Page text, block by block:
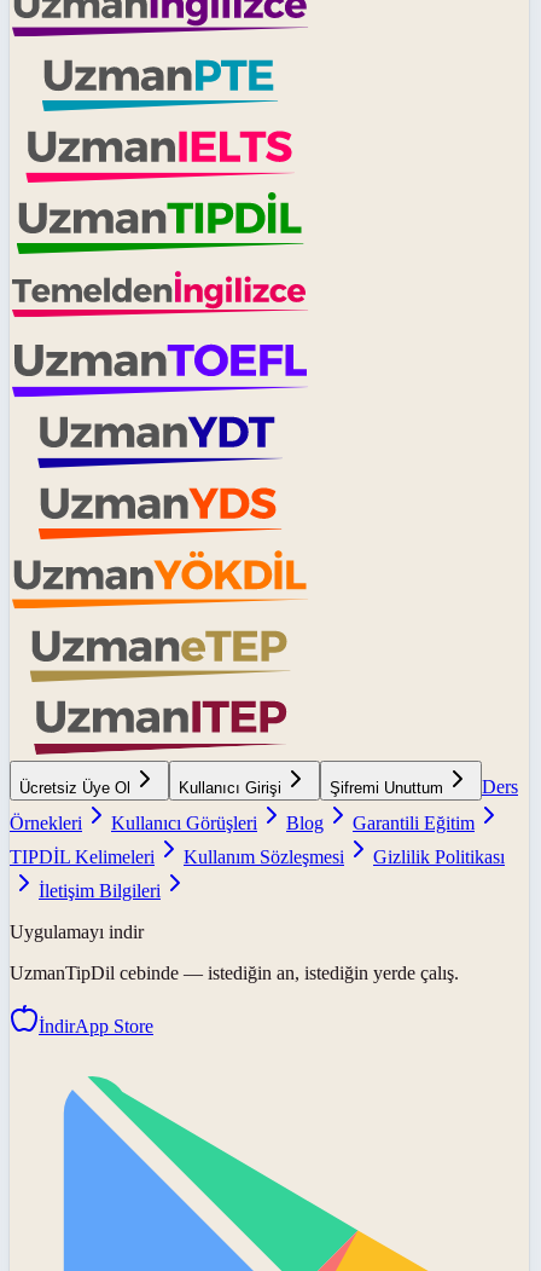
Ücretsiz Üye Ol Kullanıcı Girişi Şifremi Unuttum
Ders
Örnekleri
Kullanıcı Görüşleri Blog
Garantili Eğitim
TIPDİL Kelimeleri
Kullanım Sözleşmesi
Gizlilik Politikası
İletişim Bilgileri
Uygulamayı indir
UzmanTipDil cebinde — istediğin an, istediğin yerde çalış.
İndirApp Store